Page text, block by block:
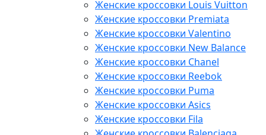
Женские кроссовки Louis Vuitton
Женские кроссовки Premiata
Женские кроссовки Valentino
Женские кроссовки New Balance
Женские кроссовки Chanel
Женские кроссовки Reebok
Женские кроссовки Puma
Женские кроссовки Asics
Женские кроссовки Fila